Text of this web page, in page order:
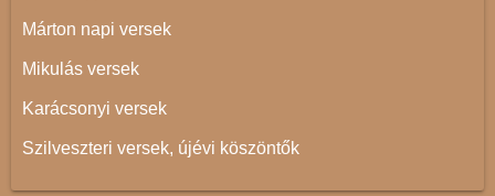
Márton napi versek
Mikulás versek
Karácsonyi versek
Szilveszteri versek, újévi köszöntők